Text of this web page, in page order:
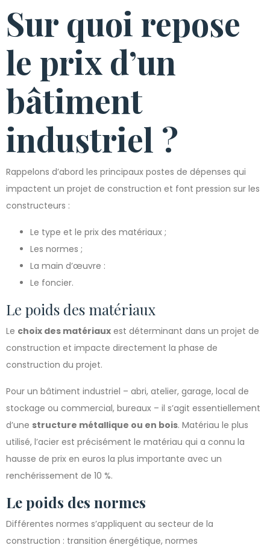
Sur quoi repose
le prix d’un
bâtiment
industriel ?
Rappelons d’abord les principaux postes de dépenses qui
impactent un projet de construction et font pression sur les
constructeurs :
Le type et le prix des matériaux ;
Les normes ;
La main d’œuvre :
Le foncier.
Le poids des matériaux
Le choix des matériaux est déterminant dans un projet de
construction et impacte directement la phase de
construction du projet.
Pour un bâtiment industriel – abri, atelier, garage, local de
stockage ou commercial, bureaux – il s’agit essentiellement
d’une structure métallique ou en bois. Matériau le plus
utilisé, l’acier est précisément le matériau qui a connu la
hausse de prix en euros la plus importante avec un
renchérissement de 10 %.
Le poids des normes
Différentes normes s’appliquent au secteur de la
construction : transition énergétique, normes